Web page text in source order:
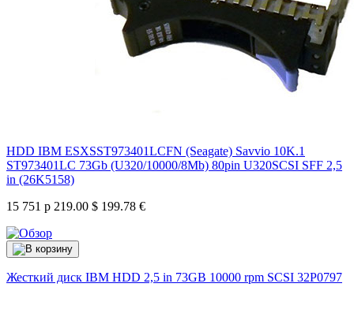
HDD IBM ESXSST973401LCFN (Seagate) Savvio 10K.1
ST973401LC 73Gb (U320/10000/8Mb) 80pin U320SCSI SFF 2,5
in (26K5158)
15 751 р 219.00 $ 199.78 €
Жесткий диск IBM HDD 2,5 in 73GB 10000 rpm SCSI 32P0797